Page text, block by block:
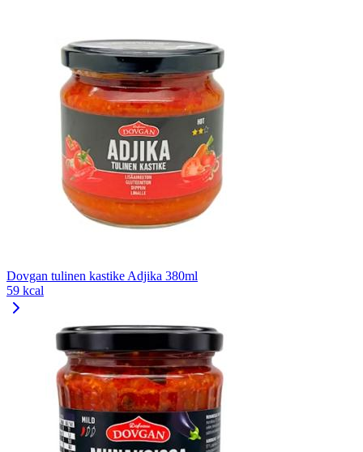
Dovgan tulinen kastike Adjika 380ml
59 kcal